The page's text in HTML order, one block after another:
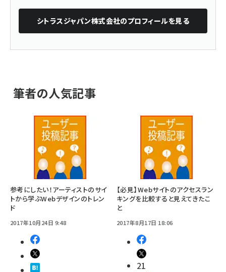
シトラスジャパン株式会社のプロフィールを見る
筆者の人気記事
参考にしたい！アーティストのサイ
トから学ぶWebデザインのトレン
ド
2017年10月24日 9:48
【必見】Webサイトのアクセスラン
キングを比較すると見えてきたこ
と
2017年8月17日 18:06
21